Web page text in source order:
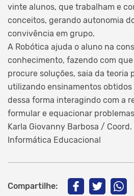
vinte alunos, que trabalham e
conceitos, gerando autonomia
convivência em grupo.
A Robótica ajuda o aluno na
conhecimento, fazendo com
procure soluções, saia da teoria
utilizando ensinamentos obtidos
dessa forma interagindo com a
formular e equacionar
Karla Giovanny Barbosa /
Informática Educacional
Compartilhe: